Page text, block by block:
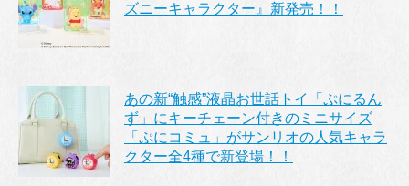
ズニーキャラクター』新発売！！
あの新“触感”液晶お世話トイ「ぷにるん
ず」にキーチェーン付きのミニサイズ
「ぷにコミュ」がサンリオの人気キャラ
クター全4種で新登場！！